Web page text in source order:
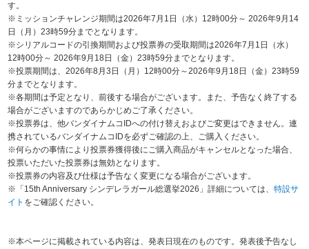
す。
※ミッションチャレンジ期間は2026年7月1日（水）12時00分～ 2026年9月14
日（月）23時59分までとなります。
※シリアルコードの引換期間および投票券の受取期間は2026年7月1日（水）
12時00分～ 2026年9月18日（金）23時59分までとなります。
※投票期間は、2026年8月3日（月）12時00分～2026年9月18日（金）23時59
分までとなります。
※各期間は予定となり、前後する場合がございます。また、予告なく終了する
場合がございますのであらかじめご了承ください。
※投票券は、他バンダイナムコIDへの付け替えおよびご変更はできません。連
携されているバンダイナムコIDを必ずご確認の上、ご購入ください。
※何らかの事情により投票券獲得後にご購入商品がキャンセルとなった場合、
投票いただいた投票券は無効となります。
※投票券の内容及び仕様は予告なく変更になる場合がございます。
※「15th Anniversary シンデレラガール総選挙2026」詳細については、特設サ
イト をご確認ください。
※本ページに掲載されている内容は、発表日現在のものです。発表後予告なし